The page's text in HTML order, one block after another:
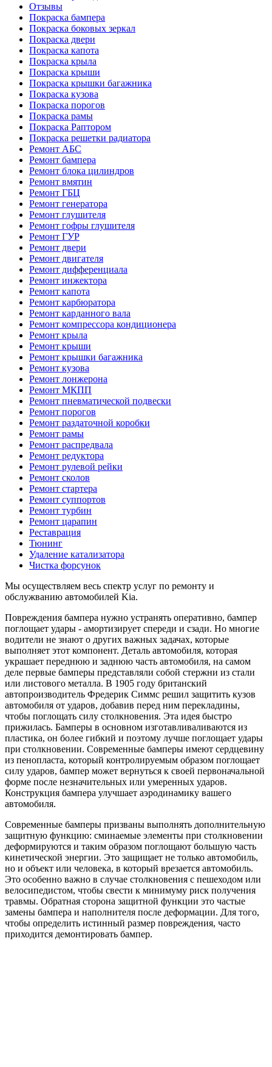
Отзывы
Покраска бампера
Покраска боковых зеркал
Покраска двери
Покраска капота
Покраска крыла
Покраска крыши
Покраска крышки багажника
Покраска кузова
Покраска порогов
Покраска рамы
Покраска Раптором
Покраска решетки радиатора
Ремонт АБС
Ремонт бампера
Ремонт блока цилиндров
Ремонт вмятин
Ремонт ГБЦ
Ремонт генератора
Ремонт глушителя
Ремонт гофры глушителя
Ремонт ГУР
Ремонт двери
Ремонт двигателя
Ремонт дифференциала
Ремонт инжектора
Ремонт капота
Ремонт карбюратора
Ремонт карданного вала
Ремонт компрессора кондиционера
Ремонт крыла
Ремонт крыши
Ремонт крышки багажника
Ремонт кузова
Ремонт лонжерона
Ремонт МКПП
Ремонт пневматической подвески
Ремонт порогов
Ремонт раздаточной коробки
Ремонт рамы
Ремонт распредвала
Ремонт редуктора
Ремонт рулевой рейки
Ремонт сколов
Ремонт стартера
Ремонт суппортов
Ремонт турбин
Ремонт царапин
Реставрация
Тюнинг
Удаление катализатора
Чистка форсунок
Мы осуществляем весь спектр услуг по ремонту и
обслужванию автомобилей Kia.
Повреждения бампера нужно устранять оперативно, бампер
поглощает удары - амортизирует спереди и сзади. Но многие
водители не знают о других важных задачах, которые
выполняет этот компонент. Деталь автомобиля, которая
украшает переднюю и заднюю часть автомобиля, на самом
деле первые бамперы представляли собой стержни из стали
или листового металла. В 1905 году британский
автопроизводитель Фредерик Симмс решил защитить кузов
автомобиля от ударов, добавив перед ним перекладины,
чтобы поглощать силу столкновения. Эта идея быстро
прижилась. Бамперы в основном изготавливаливаются из
пластика, он более гибкий и поэтому лучше поглощает удары
при столкновении. Современные бамперы имеют сердцевину
из пенопласта, который контролируемым образом поглощает
силу ударов, бампер может вернуться к своей первоначальной
форме после незначительных или умеренных ударов.
Конструкция бампера улучшает аэродинамику вашего
автомобиля.
Современные бамперы призваны выполнять дополнительную
защитную функцию: сминаемые элементы при столкновении
деформируются и таким образом поглощают большую часть
кинетической энергии. Это защищает не только автомобиль,
но и объект или человека, в который врезается автомобиль.
Это особенно важно в случае столкновения с пешеходом или
велосипедистом, чтобы свести к минимуму риск получения
травмы. Обратная сторона защитной функции это частые
замены бампера и наполнителя после деформации. Для того,
чтобы определить истинный размер повреждения, часто
приходится демонтировать бампер.